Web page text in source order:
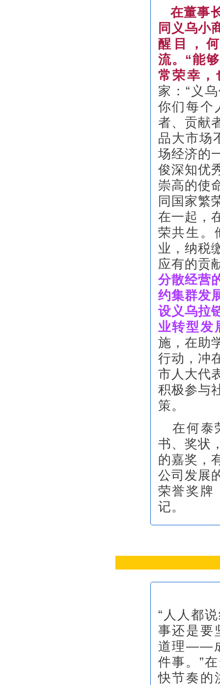
在董事
同义乌小
醒目，
流。“能
常荣幸，
家：“义
你们每个
者、贡献
品大市场
场经济的
俊深知优
崇高的使
同国家繁
在一起，
荣共生。
业，纳税
应有的贡
分散经营
约集群发
设义乌拉
业转型发
施，在助
行动，冲
市人大代
积极参与
策。
在何泰
书、奖状
的嘉奖，
公司发展
荣誉奖牌
记。
“人人都
事还是要
道理——
件事。”
快节奏的